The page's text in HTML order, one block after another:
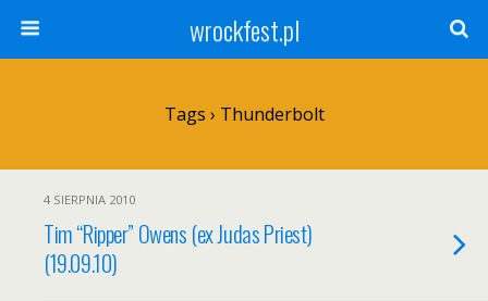
wrockfest.pl
Tags › Thunderbolt
4 SIERPNIA 2010
Tim “Ripper” Owens (ex Judas Priest)
(19.09.10)